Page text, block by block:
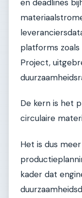
en deadlines
platforms zoals
Project,
De kern is het
circulaire
Het is dus
kader dat